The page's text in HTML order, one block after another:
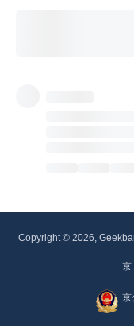
Copyright © 2026,
京
京